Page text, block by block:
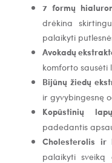
7 formų
drėkina
palaikyti
Avokadų
komforto sausėti
Bijūnų žiedų
ir gyvybingesnę
Kopūstinių
padedantis
Cholesterolis ir
palaikyti